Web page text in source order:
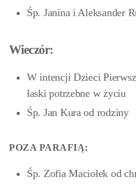
Śp. Janina i Aleksander
Wieczór:
W intencji Dzieci
łaski potrzebne w życiu
Śp. Jan Kura od rodziny
POZA PARAFIĄ:
Śp. Zofia Maciołek od